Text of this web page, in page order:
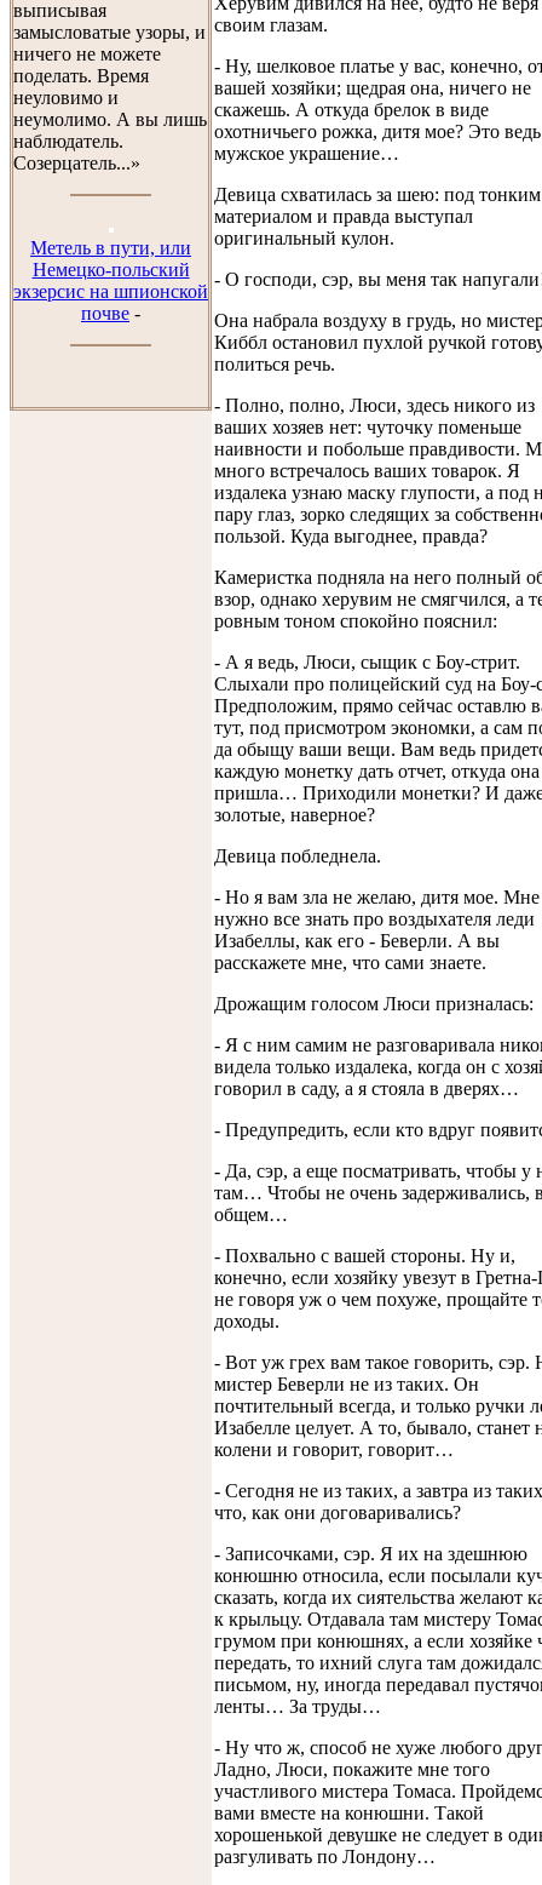
выписывая
замысловатые узоры, и
ничего не можете
поделать. Время
неуловимо и
неумолимо. А вы лишь
наблюдатель.
Созерцатель...»
Метель в пути, или
Немецко-польский
экзерсис на шпионской
почве -
своим глазам.
- Ну, шелковое платье у вас, конечно,
вашей хозяйки; щедрая она, ничего не
скажешь. А откуда брелок в виде
охотничьего рожка, дитя мое? Это ведь
мужское украшение…
Девица схватилась за шею: под тонким
материалом и правда выступал
оригинальный кулон.
- О господи, сэр, вы меня так
Она набрала воздуху в грудь, но
Киббл остановил пухлой ручкой
политься речь.
- Полно, полно, Люси, здесь никого из
ваших хозяев нет: чуточку поменьше
наивности и побольше правдивости.
много встречалось ваших товарок. Я
издалека узнаю маску глупости, а под
пару глаз, зорко следящих за
пользой. Куда выгоднее, правда?
Камеристка подняла на него полный
взор, однако херувим не смягчился, а
ровным тоном спокойно пояснил:
- А я ведь, Люси, сыщик с Боу-стрит.
Слыхали про полицейский суд на Боу-
Предположим, прямо сейчас оставлю
тут, под присмотром экономки, а сам
да обыщу ваши вещи. Вам ведь
каждую монетку дать отчет, откуда
пришла… Приходили монетки? И
золотые, наверное?
Девица побледнела.
- Но я вам зла не желаю, дитя мое. Мне
нужно все знать про воздыхателя леди
Изабеллы, как его - Беверли. А вы
расскажете мне, что сами знаете.
Дрожащим голосом Люси призналась:
- Я с ним самим не разговаривала
видела только издалека, когда он с
говорил в саду, а я стояла в дверях…
- Предупредить, если кто вдруг
- Да, сэр, а еще посматривать, чтобы у
там… Чтобы не очень задерживались,
общем…
- Похвально с вашей стороны. Ну и,
конечно, если хозяйку увезут в
не говоря уж о чем похуже, прощайте
доходы.
- Вот уж грех вам такое говорить, сэр.
мистер Беверли не из таких. Он
почтительный всегда, и только ручки
Изабелле целует. А то, бывало, станет
колени и говорит, говорит…
- Сегодня не из таких, а завтра из
что, как они договаривались?
- Записочками, сэр. Я их на здешнюю
конюшню относила, если посылали
сказать, когда их сиятельства желают
к крыльцу. Отдавала там мистеру
грумом при конюшнях, а если хозяйке
передать, то ихний слуга там
письмом, ну, иногда передавал
ленты… За труды…
- Ну что ж, способ не хуже любого
Ладно, Люси, покажите мне того
участливого мистера Томаса.
вами вместе на конюшни. Такой
хорошенькой девушке не следует в
разгуливать по Лондону…